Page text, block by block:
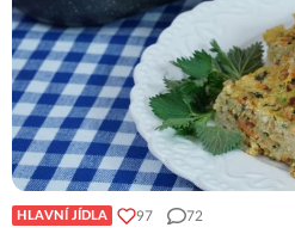
HLAVNÍ JÍDLA 97 72